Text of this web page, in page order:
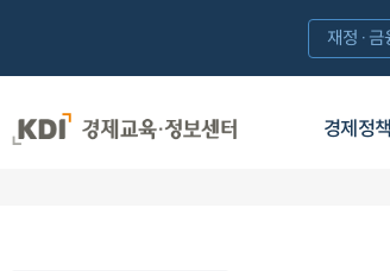
경제정
재정·금